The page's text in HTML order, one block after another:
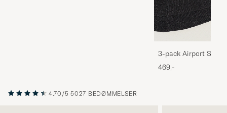
3-pack Airport
Melange
469,-
4.70/5 5027 BEDØMMELSER